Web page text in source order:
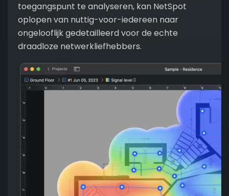
toegangspunt te analyseren, kan NetSpot
oplopen van nuttig-voor-iedereen naar
ongelooflijk gedetailleerd voor de echte
draadloze netwerkliefhebbers.